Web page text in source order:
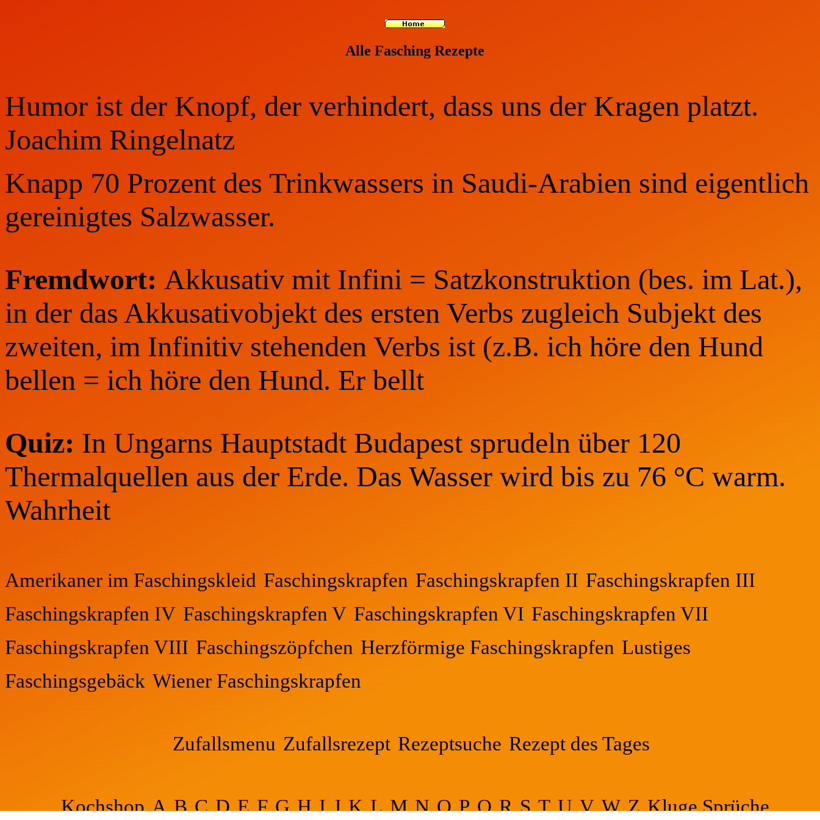
Alle Fasching Rezepte
Humor ist der Knopf, der verhindert, dass uns der Kragen platzt.
Joachim Ringelnatz
Knapp 70 Prozent des Trinkwassers in Saudi-Arabien sind eigentlich
gereinigtes Salzwasser.
Fremdwort: Akkusativ mit Infini = Satzkonstruktion (bes. im Lat.),
in der das Akkusativobjekt des ersten Verbs zugleich Subjekt des
zweiten, im Infinitiv stehenden Verbs ist (z.B. ich höre den Hund
bellen = ich höre den Hund. Er bellt
Quiz: In Ungarns Hauptstadt Budapest sprudeln über 120
Thermalquellen aus der Erde. Das Wasser wird bis zu 76 °C warm.
Wahrheit
Amerikaner im Faschingskleid Faschingskrapfen Faschingskrapfen II Faschingskrapfen III
Faschingskrapfen IV Faschingskrapfen V Faschingskrapfen VI Faschingskrapfen VII
Faschingskrapfen VIII Faschingszöpfchen Herzförmige Faschingskrapfen Lustiges
Faschingsgebäck Wiener Faschingskrapfen
Zufallsmenu Zufallsrezept Rezeptsuche Rezept des Tages
Kochshop A B C D E F G H I J K L M N O P Q R S T U V W Z Kluge Sprüche